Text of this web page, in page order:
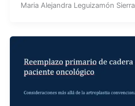
Maria Alejandra Leguizamón Sierra